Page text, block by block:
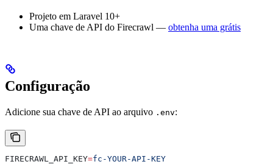
Projeto em Laravel 10+
Uma chave de API do Firecrawl — obtenha uma grátis
Configuração
Adicione sua chave de API ao arquivo .env:
FIRECRAWL_API_KEY=fc-YOUR-API-KEY